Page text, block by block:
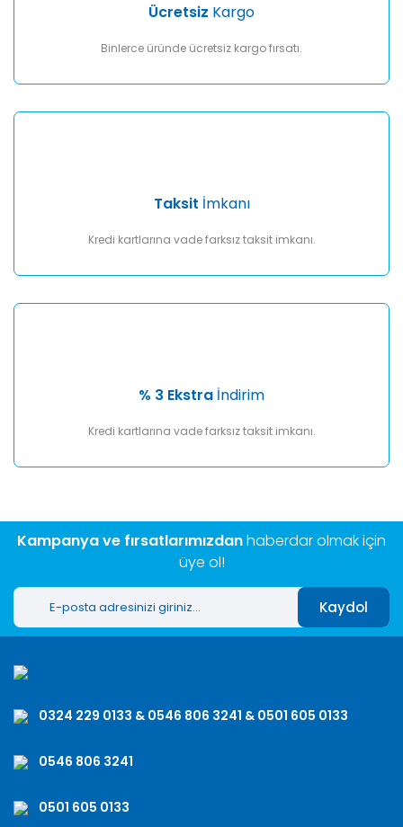
Ücretsiz Kargo
Binlerce üründe ücretsiz kargo fırsatı.
Taksit İmkanı
Kredi kartlarına vade farksız taksit imkanı.
% 3 Ekstra İndirim
Kredi kartlarına vade farksız taksit imkanı.
Kampanya ve fırsatlarımızdanhaberdar olmak için
üye ol!
Kaydol
0324 229 0133 & 0546 806 3241 & 0501 605 0133
0546 806 3241
0501 605 0133